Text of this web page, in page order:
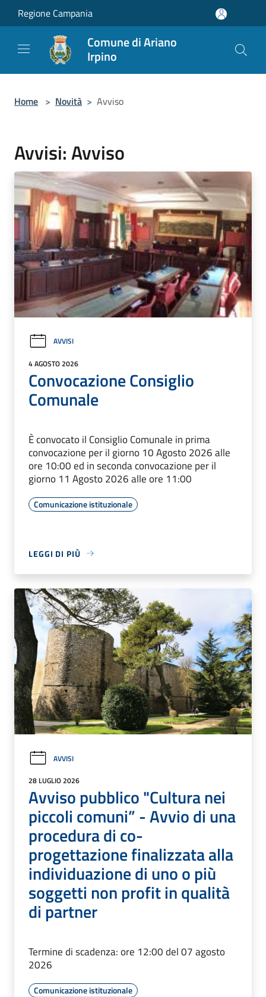
Salta al contenuto principale
Regione Campania
Comune di Ariano
Irpino
Home > Novità > Avviso
Avvisi: Avviso
AVVISI
4 AGOSTO 2026
Convocazione Consiglio
Comunale
È convocato il Consiglio Comunale in prima
convocazione per il giorno 10 Agosto 2026 alle
ore 10:00 ed in seconda convocazione per il
giorno 11 Agosto 2026 alle ore 11:00
Comunicazione istituzionale
LEGGI DI PIÙ
AVVISI
28 LUGLIO 2026
Avviso pubblico "Cultura nei
piccoli comuni” - Avvio di una
procedura di co-
progettazione finalizzata alla
individuazione di uno o più
soggetti non profit in qualità
di partner
Termine di scadenza: ore 12:00 del 07 agosto
2026
Comunicazione istituzionale